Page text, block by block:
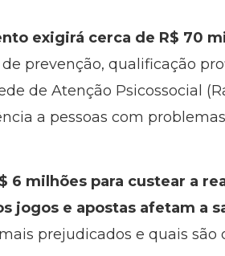
exigirá cerca de R$ 70
prevenção, qualificação
de Atenção Psicossocial
a pessoas com
6 milhões para custear a
jogos e apostas afetam a
prejudicados e quais são